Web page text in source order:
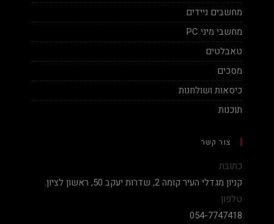
מחשבים ניידים
מחשבי מיני PC
טאבלטים
מסכים
כיסאות ושולחנות
תוכנות
צור קשר
כתובת
קניון מגדלי העיר קומה 2, שדרות יעקב 50, ראשון לציון.
טלפון
054-7747418